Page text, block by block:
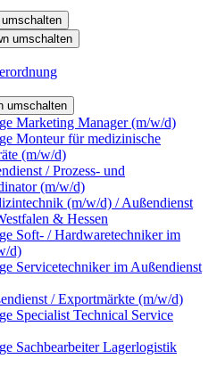
umschalten
umschalten
umschalten
Marketing Manager (m/w/d)
Monteur für medizinische
(m/w/d)
/ Prozess- und
(m/w/d)
(m/w/d) / Außendienst
& Hessen
Soft- / Hardwaretechniker im
d)
Servicetechniker im Außendienst
/ Exportmärkte (m/w/d)
Specialist Technical Service
Sachbearbeiter Lagerlogistik